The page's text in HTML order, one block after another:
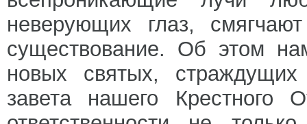
неверующих глаз,
существование. Об этом
новых святых,
завета нашего